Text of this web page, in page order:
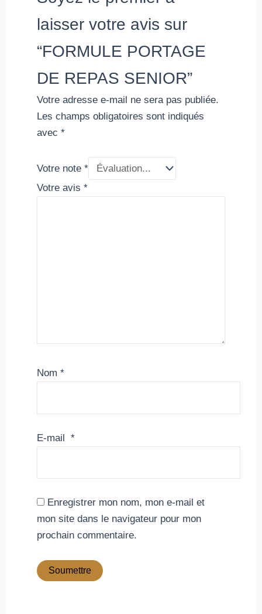
laisser votre avis sur
“FORMULE PORTAGE
DE REPAS SENIOR”
Votre adresse e-mail ne sera pas publiée.
Les champs obligatoires sont indiqués
avec *
Votre note *
Votre avis *
Nom *
E-mail *
Enregistrer mon nom, mon e-mail et
mon site dans le navigateur pour mon
prochain commentaire.